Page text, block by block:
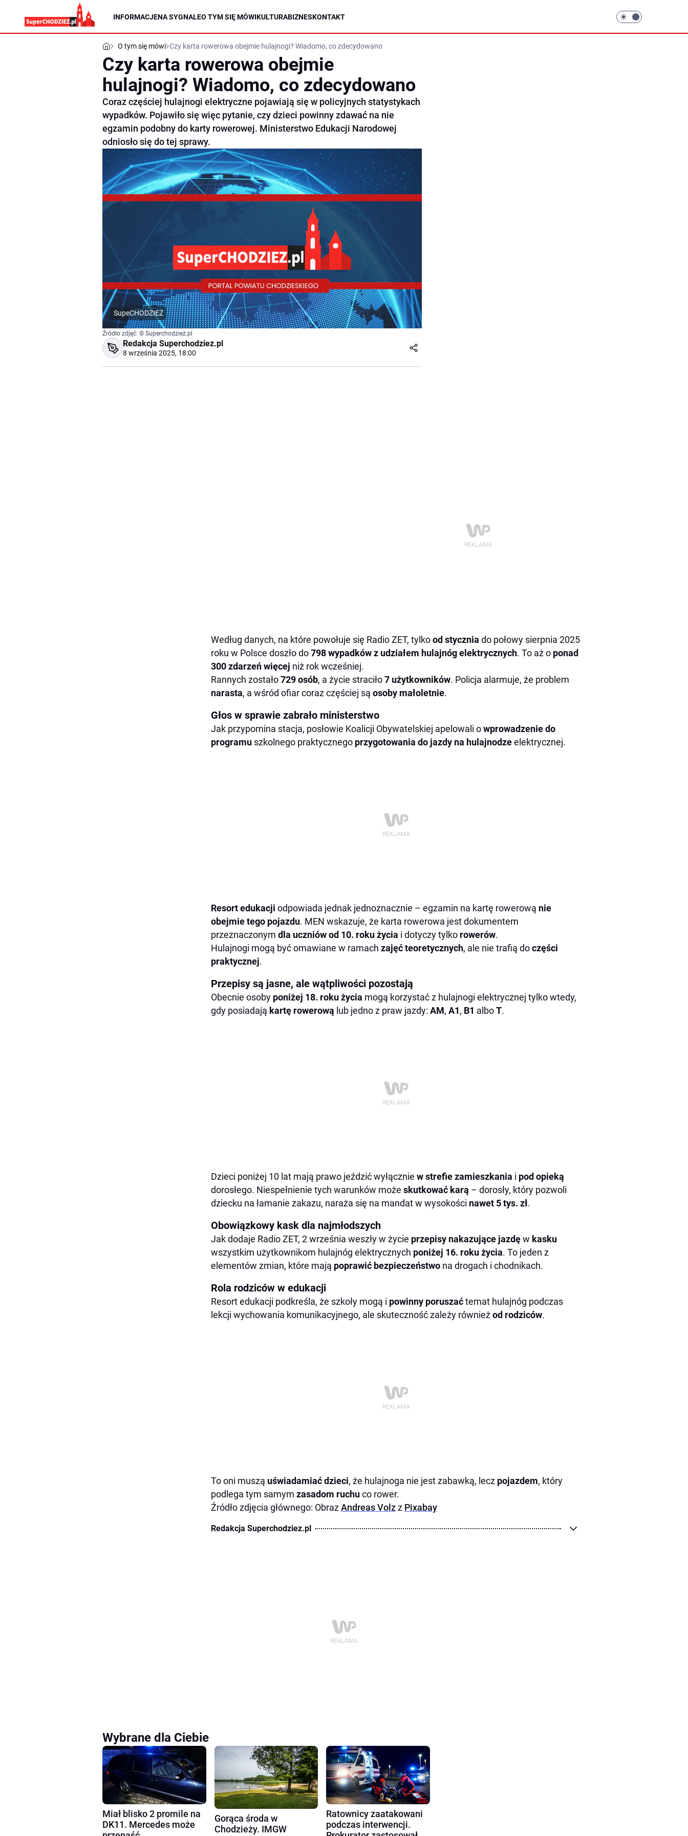
INFORMACJENA SYGNALEO TYM SIĘ MÓWIKULTURABIZNESKONTAKT
O tym się mówi Czy karta rowerowa obejmie hulajnogi? Wiadomo, co zdecydowano
Czy karta rowerowa obejmie
hulajnogi? Wiadomo, co zdecydowano
Coraz częściej hulajnogi elektryczne pojawiają się w policyjnych statystykach
wypadków. Pojawiło się więc pytanie, czy dzieci powinny zdawać na nie
egzamin podobny do karty rowerowej. Ministerstwo Edukacji Narodowej
odniosło się do tej sprawy.
SupeCHODZIEŻ
Źródło zdjęć: © Superchodzież.pl
Redakcja Superchodziez.pl
8 września 2025, 18:00
Według danych, na które powołuje się Radio ZET, tylkood stycznia do połowy sierpnia 2025
roku w Polsce doszło do798 wypadków z udziałem hulajnóg elektrycznych. To aż o ponad
300 zdarzeń więcej niż rok wcześniej.
Rannych zostało729 osób, a życie straciło7 użytkowników. Policja alarmuje, że problem
narasta, a wśród ofiar coraz częściej są osoby małoletnie.
Głos w sprawie zabrało ministerstwo
Jak przypomina stacja, posłowie Koalicji Obywatelskiej apelowali owprowadzenie do
programu szkolnego praktycznego przygotowania do jazdy na hulajnodzeelektrycznej.
Resort edukacji odpowiada jednak jednoznacznie – egzamin na kartę rowerową nie
obejmie tego pojazdu. MEN wskazuje, że karta rowerowa jest dokumentem
przeznaczonym dla uczniów od 10. roku życia i dotyczy tylko rowerów.
Hulajnogi mogą być omawiane w ramach zajęć teoretycznych, ale nie trafią doczęści
praktycznej.
Przepisy są jasne, ale wątpliwości pozostają
Obecnie osoby poniżej 18. roku życia mogą korzystać z hulajnogi elektrycznej tylko wtedy,
gdy posiadają kartę rowerową lub jedno z praw jazdy: AM, A1, B1 alboT.
Dzieci poniżej 10 lat mają prawo jeździć wyłącznie wstrefie zamieszkania i pod opieką
dorosłego. Niespełnienie tych warunków może skutkować karą – dorosły, który pozwoli
dziecku na łamanie zakazu, naraża się na mandat w wysokości nawet 5 tys. zł.
Obowiązkowy kask dla najmłodszych
Jak dodaje Radio ZET, 2 września weszły w życie przepisy nakazujące jazdęw kasku
wszystkim użytkownikom hulajnóg elektrycznych poniżej 16. roku życia. To jeden z
elementów zmian, które mają poprawić bezpieczeństwo na drogach i chodnikach.
Rola rodziców w edukacji
Resort edukacji podkreśla, że szkoły mogą i powinny poruszaćtemat hulajnóg podczas
lekcji wychowania komunikacyjnego, ale skuteczność zależy równieżod rodziców.
To oni muszą uświadamiać dzieci, że hulajnoga nie jest zabawką, lecz pojazdem, który
podlega tym samym zasadom ruchuco rower.
Źródło zdjęcia głównego: ObrazAndreas Volzz Pixabay
Redakcja Superchodziez.pl
Wybrane dla Ciebie
Miał blisko 2 promile na
DK11. Mercedes może
Gorąca środa w
Chodzieży. IMGW
Ratownicy zaatakowani
podczas interwencji.